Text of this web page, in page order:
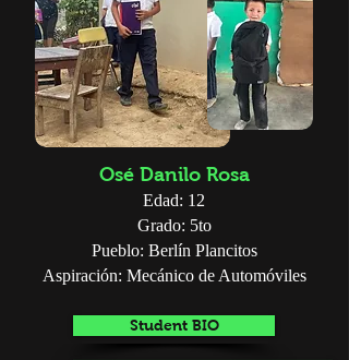
Osé Danilo Rosa
Edad: 12
Grado: 5to
Pueblo: Berlín Plancitos
Aspiración: Mecánico de Automóviles
Student BIO